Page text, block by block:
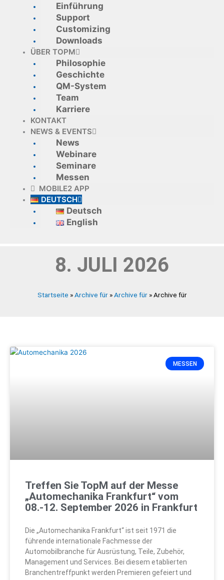
Einführung
Support
Customizing
Downloads
ÜBER TOPM
Philosophie
Geschichte
QM-System
Team
Karriere
KONTAKT
NEWS & EVENTS
News
Webinare
Seminare
Messen
MOBILE2 APP
DEUTSCH
Deutsch
English
8. JULI 2026
Startseite »Archive für»Archive für»Archive für
MESSEN
Treffen Sie TopM auf der Messe
„Automechanika Frankfurt“ vom
08.-12. September 2026 in Frankfurt
Die „Automechanika Frankfurt“ ist seit 1971 die
führende internationale Fachmesse der
Automobilbranche für Ausrüstung, Teile, Zubehör,
Management und Services. Bei diesem etablierten
Branchentreffpunkt werden Premieren gefeiert und